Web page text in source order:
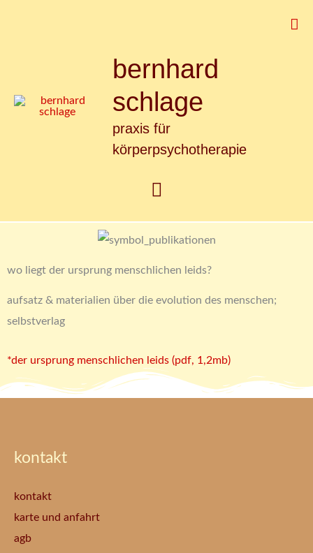
bernhard
schlage
praxis für
körperpsychotherapie
Hauptmenü
wo liegt der ursprung menschlichen leids?
aufsatz & materialien über die evolution des menschen;
selbstverlag
*der ursprung menschlichen leids (pdf, 1,2mb)
kontakt
kontakt
karte und anfahrt
agb